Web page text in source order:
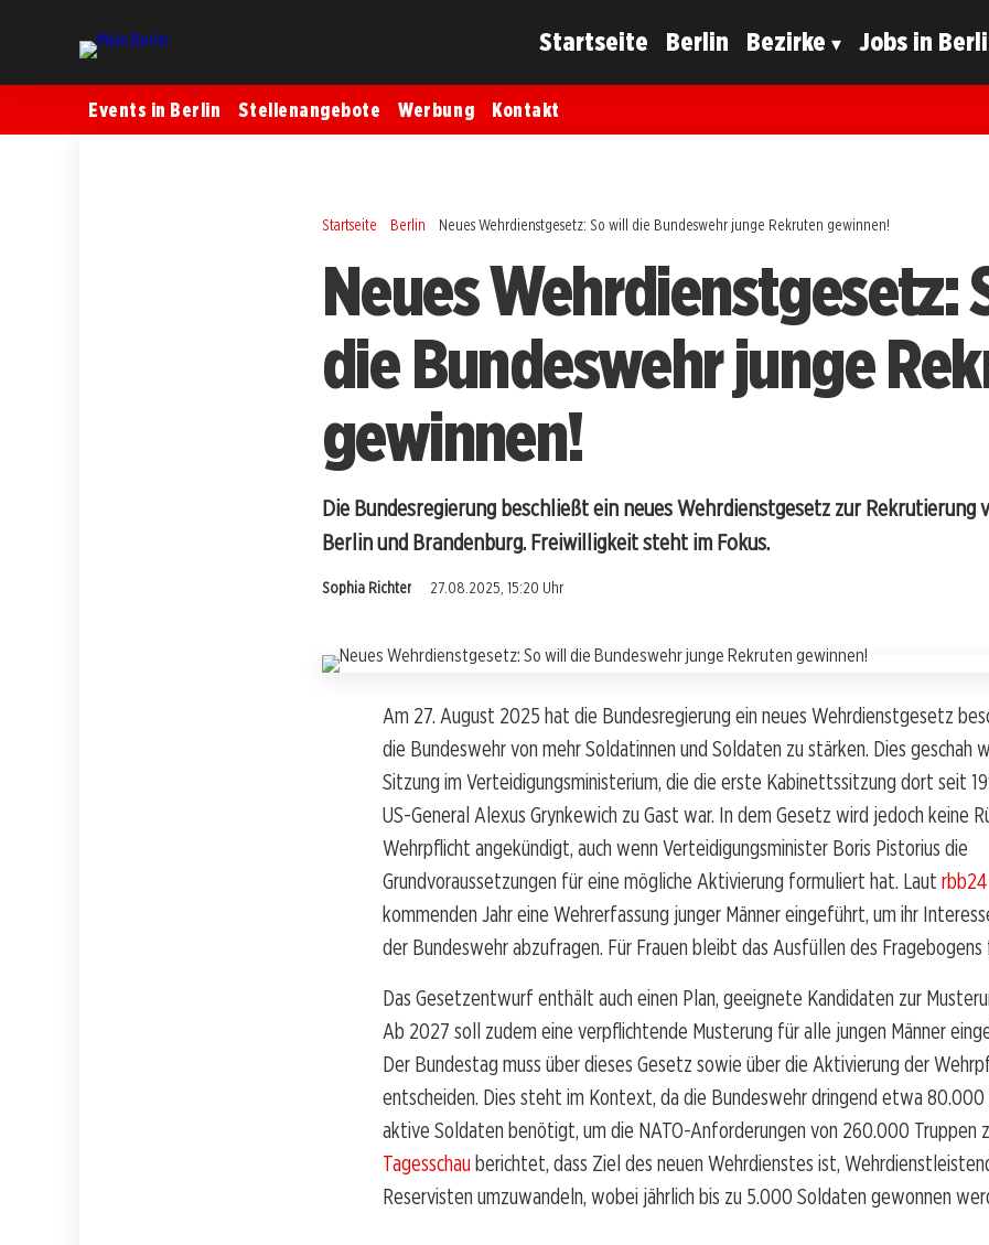
Startseite Berlin Bezirke Jobs in
Events in Berlin Stellenangebote Werbung Kontakt
Startseite Berlin Neues Wehrdienstgesetz: So will die Bundeswehr junge Rekruten gewinnen!
Neues Wehrdienstgesetz:
die Bundeswehr junge
gewinnen!
Die Bundesregierung beschließt ein neues Wehrdienstgesetz zur Rekrutierung
Berlin und Brandenburg. Freiwilligkeit steht im Fokus.
Sophia Richter 27.08.2025, 15:20 Uhr
Am 27. August 2025 hat die Bundesregierung ein neues Wehrdienstgesetz
die Bundeswehr von mehr Soldatinnen und Soldaten zu stärken. Dies geschah
Sitzung im Verteidigungsministerium, die die erste Kabinettssitzung dort seit
US-General Alexus Grynkewich zu Gast war. In dem Gesetz wird jedoch keine
Wehrpflicht angekündigt, auch wenn Verteidigungsminister Boris Pistorius die
Grundvoraussetzungen für eine mögliche Aktivierung formuliert hat. Laut rbb24
kommenden Jahr eine Wehrerfassung junger Männer eingeführt, um ihr
der Bundeswehr abzufragen. Für Frauen bleibt das Ausfüllen des
Das Gesetzentwurf enthält auch einen Plan, geeignete Kandidaten zur
Ab 2027 soll zudem eine verpflichtende Musterung für alle jungen Männer
Der Bundestag muss über dieses Gesetz sowie über die Aktivierung der
entscheiden. Dies steht im Kontext, da die Bundeswehr dringend etwa 80.000
aktive Soldaten benötigt, um die NATO-Anforderungen von 260.000 Truppen
Tagesschau berichtet, dass Ziel des neuen Wehrdienstes ist,
Reservisten umzuwandeln, wobei jährlich bis zu 5.000 Soldaten gewonnen